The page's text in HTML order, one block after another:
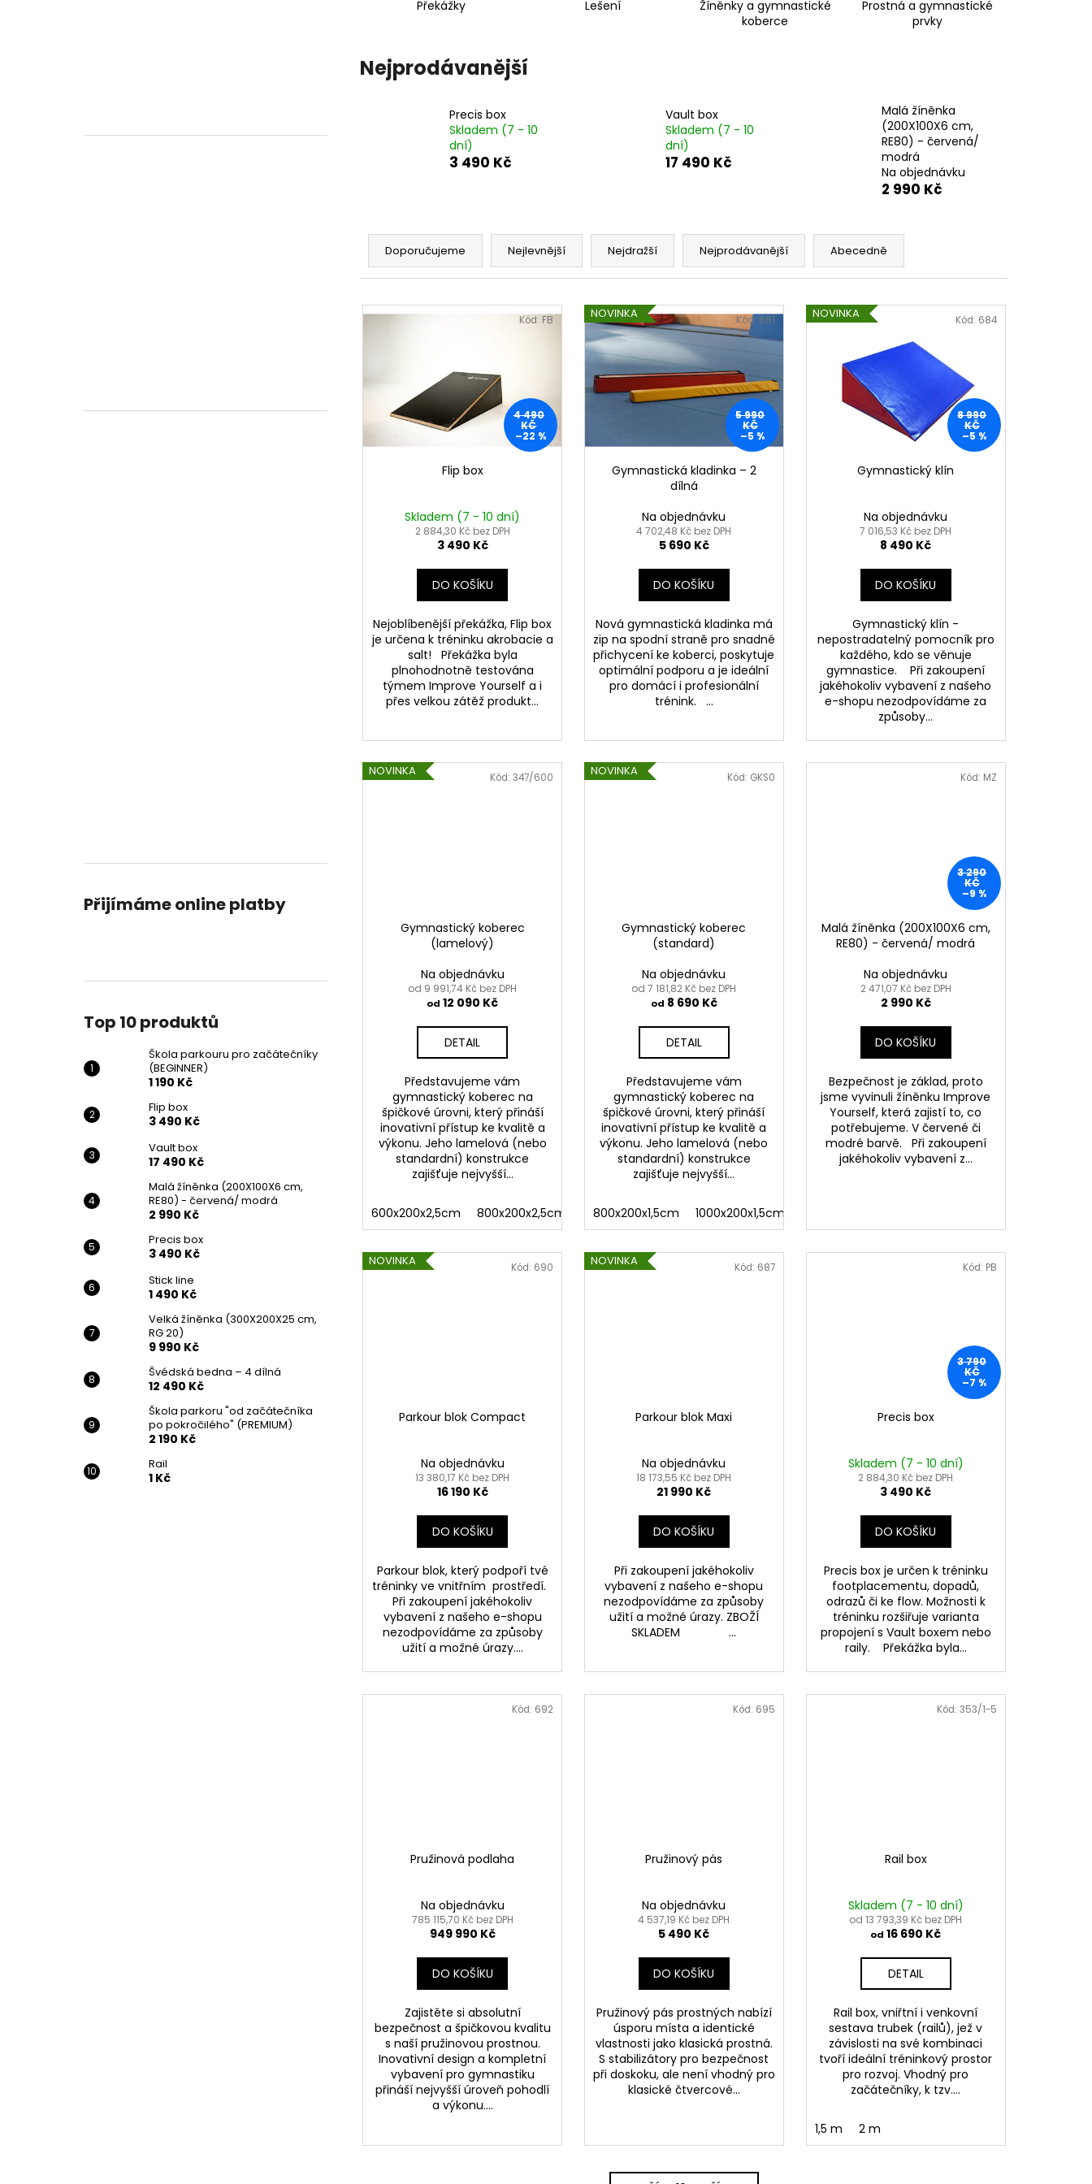
Přijímáme online platby
Top 10 produktů
Škola parkouru pro začátečníky
(BEGINNER)
1 190 Kč
Flip box
3 490 Kč
Vault box
17 490 Kč
Malá žíněnka (200X100X6 cm,
RE80) - červená/ modrá
2 990 Kč
Precis box
3 490 Kč
Stick line
1 490 Kč
Velká žíněnka (300X200X25 cm,
RG 20)
9 990 Kč
Švédská bedna – 4 dílná
12 490 Kč
Škola parkoru "od začátečníka
po pokročilého" (PREMIUM)
2 190 Kč
Rail
1 Kč
Překážky Lešení
Žíněnky a gymnastické
koberce
Prostná a gymnastické
prvky
Nejprodávanější
Precis box
Skladem (7 - 10
dní)
3 490 Kč
Vault box
Skladem (7 - 10
dní)
17 490 Kč
Malá žíněnka
(200X100X6 cm,
RE80) - červená/
modrá
Na objednávku
2 990 Kč
Ř
z
n
d
u
Doporučujeme Nejlevnější Nejdražší Nejprodávanější Abecedně
V
s
r
o
4 490
KČ
–22 %
Flip box
Skladem (7 - 10 dní)
2 884,30 Kč bez DPH
3 490 Kč
DO KOŠÍKU
Nejoblíbenější překážka, Flip box
je určena k tréninku akrobacie a
salt! Překážka byla
plnohodnotně testována
týmem Improve Yourself a i
přes velkou zátěž produkt...
Kód: FB NOVINKA
5 990
KČ
–5 %
Gymnastická kladinka – 2
dílná
Na objednávku
4 702,48 Kč bez DPH
5 690 Kč
DO KOŠÍKU
Nová gymnastická kladinka má
zip na spodní straně pro snadné
přichycení ke koberci, poskytuje
optimální podporu a je ideální
pro domácí i profesionální
trénink. ...
Kód: 681 NOVINKA
8 990
KČ
–5 %
Gymnastický klín
Na objednávku
7 016,53 Kč bez DPH
8 490 Kč
DO KOŠÍKU
Gymnastický klín -
nepostradatelný pomocník pro
každého, kdo se věnuje
gymnastice. Při zakoupení
jakéhokoliv vybavení z našeho
e-shopu nezodpovídáme za
způsoby...
Kód: 684
NOVINKA
Gymnastický koberec
(lamelový)
Na objednávku
od 9 991,74 Kč bez DPH
od 12 090 Kč
DETAIL
Představujeme vám
gymnastický koberec na
špičkové úrovni, který přináší
inovativní přístup ke kvalitě a
výkonu. Jeho lamelová (nebo
standardní) konstrukce
zajišťuje nejvyšší...
600x200x2,5cm 800x200x2,5cm 1000x200x2,5cm 1200x200x2,5cm
Kód:347/600 NOVINKA
Gymnastický koberec
(standard)
Na objednávku
od 7 181,82 Kč bez DPH
od 8 690 Kč
DETAIL
Představujeme vám
gymnastický koberec na
špičkové úrovni, který přináší
inovativní přístup ke kvalitě a
výkonu. Jeho lamelová (nebo
standardní) konstrukce
zajišťuje nejvyšší...
800x200x1,5cm 1000x200x1,5cm
Kód: GKS0
3 290
KČ
–9 %
Malá žíněnka (200X100X6 cm,
RE80) - červená/ modrá
Na objednávku
2 471,07 Kč bez DPH
2 990 Kč
DO KOŠÍKU
Bezpečnost je základ, proto
jsme vyvinuli žíněnku Improve
Yourself, která zajistí to, co
potřebujeme. V červené či
modré barvě. Při zakoupení
jakéhokoliv vybavení z...
Kód: MZ
NOVINKA
Parkour blok Compact
Na objednávku
13 380,17 Kč bez DPH
16 190 Kč
DO KOŠÍKU
Parkour blok, který podpoří tvé
tréninky ve vnitřním prostředí.
Při zakoupení jakéhokoliv
vybavení z našeho e-shopu
nezodpovídáme za způsoby
užití a možné úrazy....
Kód: 690 NOVINKA
Parkour blok Maxi
Na objednávku
18 173,55 Kč bez DPH
21 990 Kč
DO KOŠÍKU
Při zakoupení jakéhokoliv
vybavení z našeho e-shopu
nezodpovídáme za způsoby
užití a možné úrazy. ZBOŽÍ
SKLADEM ...
Kód: 687
3 790
KČ
–7 %
Precis box
Skladem (7 - 10 dní)
2 884,30 Kč bez DPH
3 490 Kč
DO KOŠÍKU
Precis box je určen k tréninku
footplacementu, dopadů,
odrazů či ke flow. Možnosti k
tréninku rozšiřuje varianta
propojení s Vault boxem nebo
raily. Překážka byla...
Kód: PB
Pružinová podlaha
Na objednávku
785 115,70 Kč bez DPH
949 990 Kč
DO KOŠÍKU
Zajistěte si absolutní
bezpečnost a špičkovou kvalitu
s naší pružinovou prostnou.
Inovativní design a kompletní
vybavení pro gymnastiku
přináší nejvyšší úroveň pohodlí
a výkonu....
Kód: 692
Pružinový pás
Na objednávku
4 537,19 Kč bez DPH
5 490 Kč
DO KOŠÍKU
Pružinový pás prostných nabízí
úsporu místa a identické
vlastnosti jako klasická prostná.
S stabilizátory pro bezpečnost
při doskoku, ale není vhodný pro
klasické čtvercové...
Kód: 695
Rail box
Skladem (7 - 10 dní)
od 13 793,39 Kč bez DPH
od 16 690 Kč
DETAIL
Rail box, vniřtní i venkovní
sestava trubek (railů), jež v
závislosti na své kombinaci
tvoří ideální tréninkový prostor
pro rozvoj. Vhodný pro
začátečníky, k tzv....
1,5 m 2 m
Kód: 353/1-5